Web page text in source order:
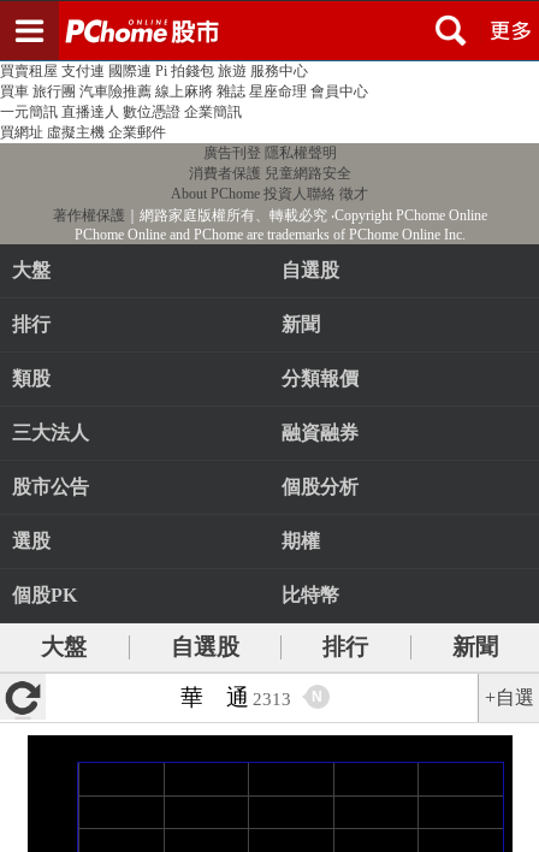
PChome首頁 線上購物 24h購物 書店
買賣租屋 支付連 國際連 Pi 拍錢包 旅遊 服務中心
買車 旅行團 汽車險推薦 線上麻將 雜誌 星座命理 會員中心
一元簡訊 直播達人 數位憑證 企業簡訊
買網址 虛擬主機 企業郵件
廣告刊登 隱私權聲明
消費者保護 兒童網路安全
About PChome 投資人聯絡 徵才
著作權保護 ｜網路家庭版權所有、轉載必究‧Copyright PChome Online
PChome Online and PChome are trademarks of PChome Online Inc.
大盤 自選股
排行 新聞
類股 分類報價
三大法人 融資融券
股市公告 個股分析
選股 期權
個股PK 比特幣
大盤 自選股 排行
新聞
華 通 2313 N +自選